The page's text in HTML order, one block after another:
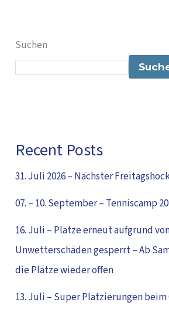
Suchen
Recent Posts
31. Juli 2026 – Nächster
07. – 10. September – Tenniscamp
16. Juli – Plätze erneut aufgrund
Unwetterschäden gesperrt – Ab
die Plätze wieder offen
13. Juli – Super Platzierungen beim